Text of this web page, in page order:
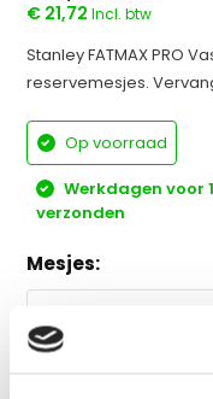
€ 21,72Incl. btw
Stanley FATMAX PRO
reservemesjes.
Op voorraad
Werkdagen voor
verzonden
Mesjes: